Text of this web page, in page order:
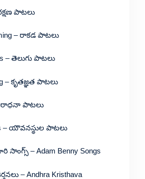
పాటలు
– రాకడ పాటలు
– తెలుగు పాటలు
– కృతజ్ఞత పాటలు
పాటలు
– యౌవనస్థుల పాటలు
సాంగ్స్ – Adam Benny Songs
– Andhra Kristhava